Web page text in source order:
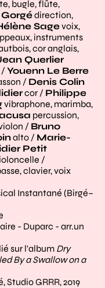
bugle, flûte,
direction,
Sagevoix,
instruments
cor anglais,
Querlier
/ Youenn Le Berre
/ Denis Colin
cor / Philippe
vibraphone, marimba,
percussion,
/ Bruno
alto / Marie-
Petit
/
clavier, voix
Instantané (Birgé–
- Duparc - arr.un
sur l'album Dry
By a Swallow on a
Studio GRRR, 2019